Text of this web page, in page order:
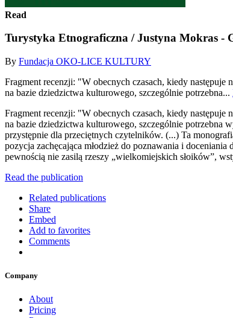
Read
Turystyka Etnograficzna / Justyna Mokras -
By Fundacja OKO-LICE KULTURY
Fragment recenzji: "W obecnych czasach, kiedy następuje
na bazie dziedzictwa kulturowego, szczególnie potrzebna...
Fragment recenzji: "W obecnych czasach, kiedy następuje
na bazie dziedzictwa kulturowego, szczególnie potrzebna
przystępnie dla przeciętnych czytelników. (...) Ta
pozycja zachęcająca młodzież do poznawania i
pewnością nie zasilą rzeszy „wielkomiejskich słoików”,
Read the publication
Related publications
Share
Embed
Add to favorites
Comments
Company
About
Pricing